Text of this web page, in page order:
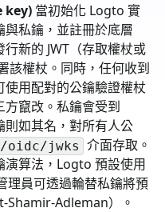
key) 當初始化 Logto 實
私鑰，並註冊於底層
新的 JWT（存取權杖或
該權杖。同時，任何收到
使用配對的公鑰驗證權杖
竄改。私鑰會受到
如其名，對所有人公
/oidc/jwks 介面存取。
演算法，Logto 預設使用
理員可透過輪替私鑰將預
Shamir-Adleman）。